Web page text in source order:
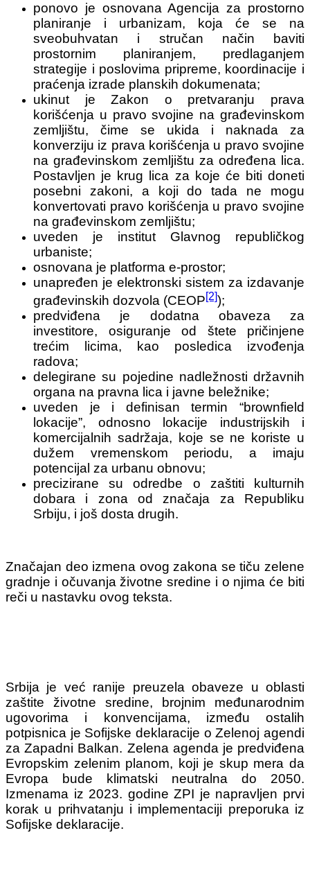
ponovo je osnovana Agencija za prostorno
planiranje i urbanizam, koja će se na
sveobuhvatan i stručan način baviti
prostornim planiranjem, predlaganjem
strategije i poslovima pripreme, koordinacije i
praćenja izrade planskih dokumenata;
ukinut je Zakon o pretvaranju prava
korišćenja u pravo svojine na građevinskom
zemljištu, čime se ukida i naknada za
konverziju iz prava korišćenja u pravo svojine
na građevinskom zemljištu za određena lica.
Postavljen je krug lica za koje će biti doneti
posebni zakoni, a koji do tada ne mogu
konvertovati pravo korišćenja u pravo svojine
na građevinskom zemljištu;
uveden je institut Glavnog republičkog
urbaniste;
osnovana je platforma e-prostor;
unapređen je elektronski sistem za izdavanje
građevinskih dozvola (CEOP[2]);
predviđena je dodatna obaveza za
investitore, osiguranje od štete pričinjene
trećim licima, kao posledica izvođenja
radova;
delegirane su pojedine nadležnosti državnih
organa na pravna lica i javne beležnike;
uveden je i definisan termin “brownfield
lokacije”, odnosno lokacije industrijskih i
komercijalnih sadržaja, koje se ne koriste u
dužem vremenskom periodu, a imaju
potencijal za urbanu obnovu;
precizirane su odredbe o zaštiti kulturnih
dobara i zona od značaja za Republiku
Srbiju, i još dosta drugih.
Značajan deo izmena ovog zakona se tiču zelene
gradnje i očuvanja životne sredine i o njima će biti
reči u nastavku ovog teksta.
Srbija je već ranije preuzela obaveze u oblasti
zaštite životne sredine, brojnim međunarodnim
ugovorima i konvencijama, između ostalih
potpisnica je Sofijske deklaracije o Zelenoj agendi
za Zapadni Balkan. Zelena agenda je predviđena
Evropskim zelenim planom, koji je skup mera da
Evropa bude klimatski neutralna do 2050.
Izmenama iz 2023. godine ZPI je napravljen prvi
korak u prihvatanju i implementaciji preporuka iz
Sofijske deklaracije.